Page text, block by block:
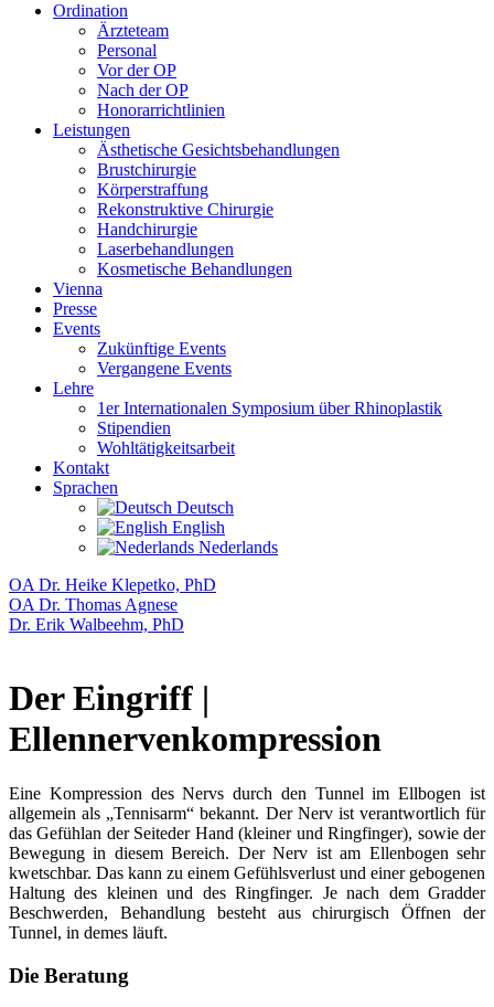
Ordination
Ärzteteam
Personal
Vor der OP
Nach der OP
Honorarrichtlinien
Leistungen
Ästhetische Gesichtsbehandlungen
Brustchirurgie
Körperstraffung
Rekonstruktive Chirurgie
Handchirurgie
Laserbehandlungen
Kosmetische Behandlungen
Vienna
Presse
Events
Zukünftige Events
Vergangene Events
Lehre
1er Internationalen Symposium über Rhinoplastik
Stipendien
Wohltätigkeitsarbeit
Kontakt
Sprachen
Deutsch
English
Nederlands
OA Dr. Heike Klepetko, PhD
OA Dr. Thomas Agnese
Dr. Erik Walbeehm, PhD
Der Eingriff |
Ellennervenkompression
Eine Kompression des Nervs durch den Tunnel im Ellbogen ist
allgemein als „Tennisarm“ bekannt. Der Nerv ist verantwortlich für
das Gefühlan der Seiteder Hand (kleiner und Ringfinger), sowie der
Bewegung in diesem Bereich. Der Nerv ist am Ellenbogen sehr
kwetschbar. Das kann zu einem Gefühlsverlust und einer gebogenen
Haltung des kleinen und des Ringfinger. Je nach dem Gradder
Beschwerden, Behandlung besteht aus chirurgisch Öffnen der
Tunnel, in demes läuft.
Die Beratung